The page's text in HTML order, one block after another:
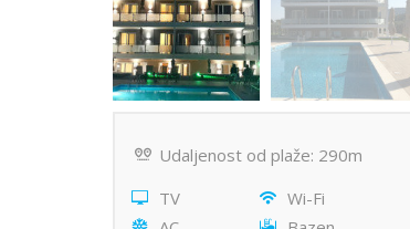
Udaljenost od plaže: 290m
TV
Wi-Fi